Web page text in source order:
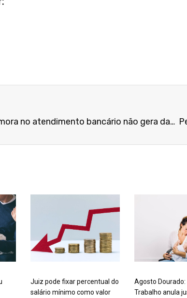
Simples demora no atendimento bancário não gera dano moral presumido, define STJ em repetitivo
Juiz pode fixar percentual do
salário mínimo como valor
Agosto
Trabalho anula